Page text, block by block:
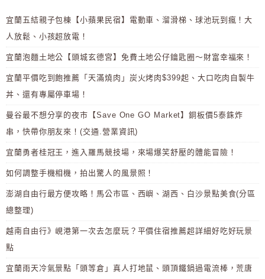
宜蘭五結親子包棟【小蘋果民宿】電動車、溜滑梯、球池玩到瘋！大
人放鬆、小孩超放電！
宜蘭泡麵土地公【頭城玄德宮】免費土地公仔鑰匙圈～財富幸福來！
宜蘭平價吃到飽推薦「天滿燒肉」炭火烤肉$399起、大口吃肉自製牛
丼、還有專屬停車場！
曼谷最不想分享的夜市【Save One GO Market】銅板價5泰銖炸
串，快帶你朋友來！(交通.營業資訊)
宜蘭勇者桂冠王，進入羅馬競技場，來場爆笑舒壓的體能冒險！
如何調整手機相機，拍出驚人的風景照！
澎湖自由行最方便攻略！馬公市區、西嶼、湖西、白沙景點美食(分區
總整理)
越南自由行》峴港第一次去怎麼玩？平價住宿推薦超詳細好吃好玩景
點
宜蘭雨天冷氣景點「頭等倉」真人打地鼠、頭頂鐵鍋過電流棒，荒唐